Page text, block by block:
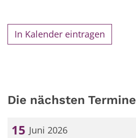
In Kalender eintragen
Die nächsten Termine
15 Juni 2026